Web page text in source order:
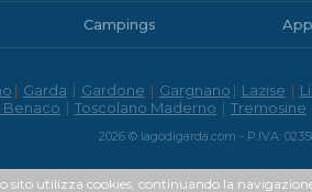
Campings
| Garda | Gardone | Gargnano | Lazise |
Benaco | Toscolano Maderno | Tremosine
2026 © lagodigarda.com - P.IVA:
sito utilizza cookies, continuando la